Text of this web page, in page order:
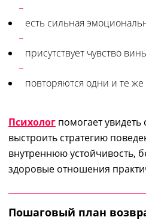
есть сильная
присутствует чувство
повторяются одни и те
Психолог помогает
выстроить стратегию
внутреннюю устойчивость,
здоровые отношения
Пошаговый план